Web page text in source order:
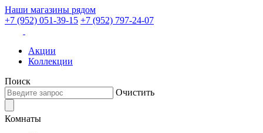
Наши магазины рядом
+7 (952) 051-39-15 +7 (952) 797-24-07
Акции
Коллекции
Поиск
Очистить
Комнаты